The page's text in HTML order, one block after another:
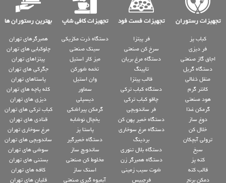
تجهیزات رستوران تجهیزات فست فود تجهیزات کافی شاپ بهترین رستوران ها
کباب پز
فر دیزی
اجاق گاز صنعتی
دستگاه گریل
منقل ذغالی
کانتر گرم
هود صنعتی
گرمکن غذا
دوغ ساز
خلال کن
ترولی آبچکان
سیخ
کته پز
قالب کته
دمکن برنج
فر پیتزا
سرخ کن صنعتی
دستگاه مرغ بریان
تاپینگ
قالب پیتزا
دستگاه کباب ترکی
چاقو کباب ترکی
فر ساندویچی
دستگاه خمیر پهن کن
دستگاه مرغ سوخاری
بردینگ
دستگاه بلال تنوری
دستگاه همبرگر زن
شوت سیب زمینی
فرچیپس
دستگاه ذرت مکزیکی
سینک صنعتی
میز کار استیل
تخمه شورکن
وان استیل
سماور
دیسپلی
گرمکن پیراشکی
یخچال نوشابه
پاستا پز
دستگاه خمیرگیر
ساندویچ ساز
مخلوط کن صنعتی
اسنک ساز
آبمیوه گیری صنعتی
همبرگرهای تهران
چلوکبابی های تهران
پیتزاهای تهران
جگرکی های تهران
پاستاهای تهران
کله پاچه های تهران
دیزی های تهران
کباب ترکی های تهران
قنادی های تهران
مرغ سوخاری تهران
ساندویچی های تهران
سوشی های تهران
بستنی های تهران
کافه های تهران
قلیان های تهران